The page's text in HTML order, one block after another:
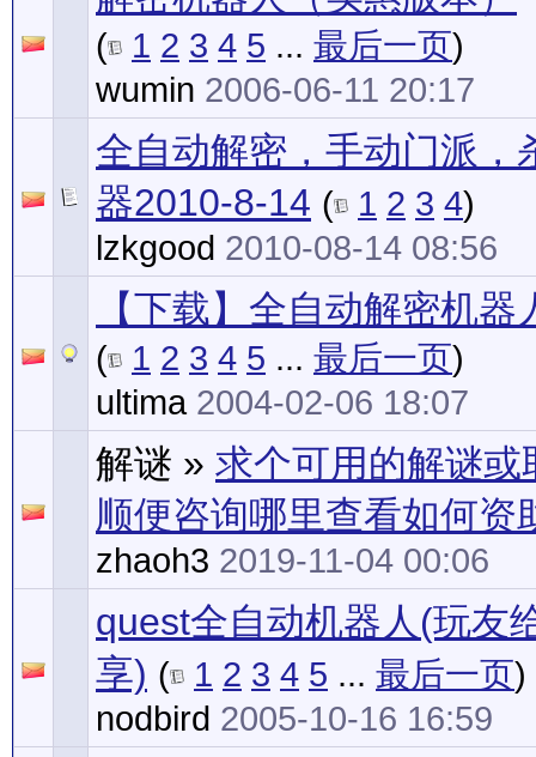
( 1 2 3 4 5 ... 最后一页)
wumin 2006-06-11 20:17
全自动解密，手动门派，
器2010-8-14 ( 1 2 3 4)
lzkgood 2010-08-14 08:56
【下载】全自动解密机器
( 1 2 3 4 5 ... 最后一页)
ultima 2004-02-06 18:07
解谜 » 求个可用的解谜
顺便咨询哪里查看如何资
zhaoh3 2019-11-04 00:06
quest全自动机器人(玩友
享) ( 1 2 3 4 5 ... 最后一页)
nodbird 2005-10-16 16:59